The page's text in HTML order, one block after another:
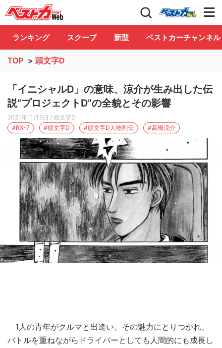
自動車情報誌「ベストカー」 Club
ランキング スクープ 新型 ベストカーチャンネル
TOP > 頭文字D
「イニシャルD」の意味、涼介が生み出した伝
説“プロジェクトD”の全貌とその影響
2021年11月5日 / 頭文字D
#RX-7
#頭文字D #頭文字D人物列伝 #高橋涼介
1人の青年がクルマと出逢い、その魅力にとりつかれ、
バトルを重ねながらドライバーとしても人間的にも成長し